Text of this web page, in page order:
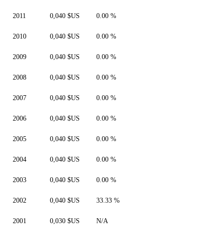
2011 0,040 $US 0.00 %
2010 0,040 $US 0.00 %
2009 0,040 $US 0.00 %
2008 0,040 $US 0.00 %
2007 0,040 $US 0.00 %
2006 0,040 $US 0.00 %
2005 0,040 $US 0.00 %
2004 0,040 $US 0.00 %
2003 0,040 $US 0.00 %
2002 0,040 $US 33.33 %
2001 0,030 $US N/A